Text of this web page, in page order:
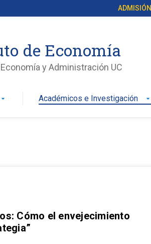
ADMISIÓN
de Economía
y Administración UC
arrow_drop_down Académicos e Investigación arrow_drop_down
Cómo el envejecimiento